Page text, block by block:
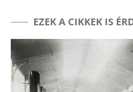
EZEK A CIKKEK IS